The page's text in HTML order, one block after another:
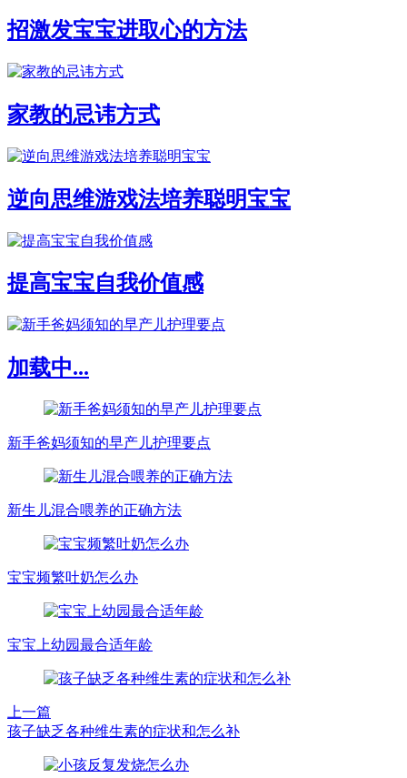
招激发宝宝进取心的方法
家教的忌讳方式
逆向思维游戏法培养聪明宝宝
提高宝宝自我价值感
加载中...
新手爸妈须知的早产儿护理要点
新生儿混合喂养的正确方法
宝宝频繁吐奶怎么办
宝宝上幼园最合适年龄
上一篇
孩子缺乏各种维生素的症状和怎么补